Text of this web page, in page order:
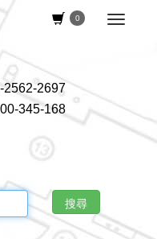
0
2562-2697
345-168